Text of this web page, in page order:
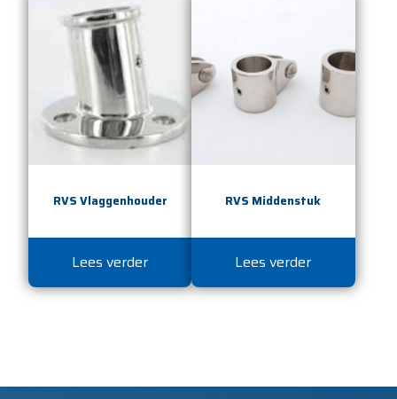
RVS Vlaggenhouder
Lees verder
RVS Middenstuk
Lees verder